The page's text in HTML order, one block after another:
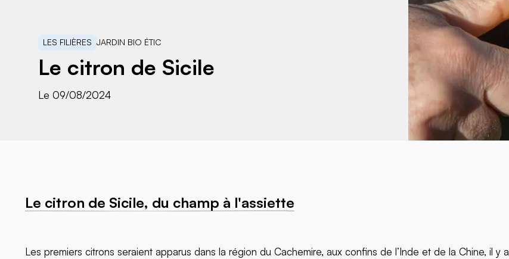
LES FILIÈRES JARDIN BIO ÉTIC
Le citron de Sicile
Le 09/08/2024
Le citron de Sicile, du champ à l'assiette
Les premiers citrons seraient apparus dans la région du Cachemire, aux confins de l’Inde et de la Chine, il